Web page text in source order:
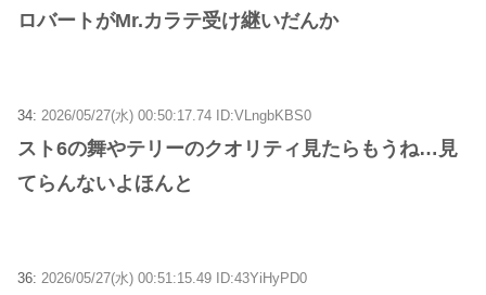
ロバートがMr.カラテ受け継いだんか
34: 2026/05/27(水) 00:50:17.74 ID:VLngbKBS0
スト6の舞やテリーのクオリティ見たらもうね…見
てらんないよほんと
36: 2026/05/27(水) 00:51:15.49 ID:43YiHyPD0